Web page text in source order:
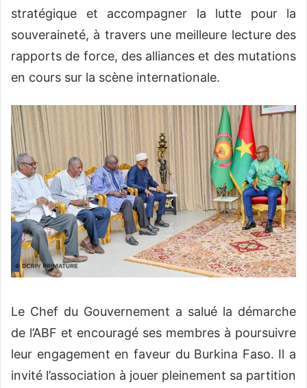
stratégique et accompagner la lutte pour la
souveraineté, à travers une meilleure lecture des
rapports de force, des alliances et des mutations
en cours sur la scène internationale.
‎‎Le Chef du Gouvernement a salué la démarche
de l’ABF et encouragé ses membres à poursuivre
leur engagement en faveur du Burkina Faso. Il a
invité l’association à jouer pleinement sa partition